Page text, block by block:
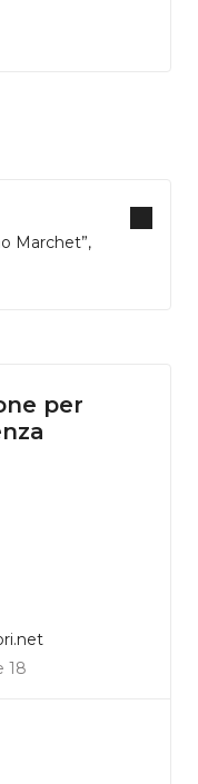
Marchet”,
per
18